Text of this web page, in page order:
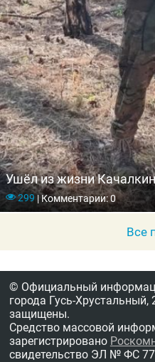
Ушёл из жизни
299 |Комментарии: 0
Все
© Официальный
города Гусь-Хрустальный,
защищены.
Средство массовой
зарегистрировано
свидетельство ЭЛ № ФС 77